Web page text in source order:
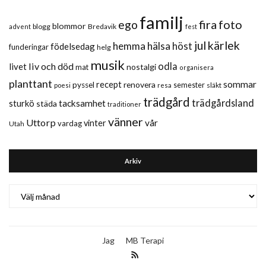
advent blogg blommor Bredavik ego familj fest fira foto
funderingarfödelsedag helg hemma hälsa höst jul kärlek
livet liv och dödmat musik nostalgi odla organisera
planttant poesi pyssel receptrenovera resa semester släkt sommar
sturkö städa tacksamhet traditioner trädgård trädgårdsland
Utah Uttorp vardagvintervänner vår
Arkiv
Jag MB Terapi